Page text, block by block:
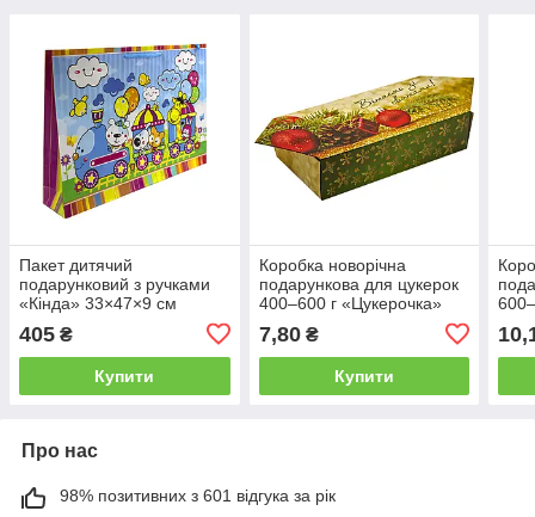
Пакет дитячий
подарунковий з ручками
«Кінда» 33×47×9 см
яскрава святкова упаковка
405 ₴
Купити
Коробка новорічна
подарункова для цукерок
400–600 г «Цукерочка»
зелена святкова упаковка
7,80₴
Купити
Про нас
98% позитивних з 601 відгука за рік